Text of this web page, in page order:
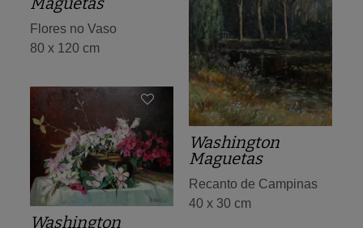
Flores no Vaso
80 x 120 cm
Washington
Maguetas
Recanto de Campinas
40 x 30 cm
Washington